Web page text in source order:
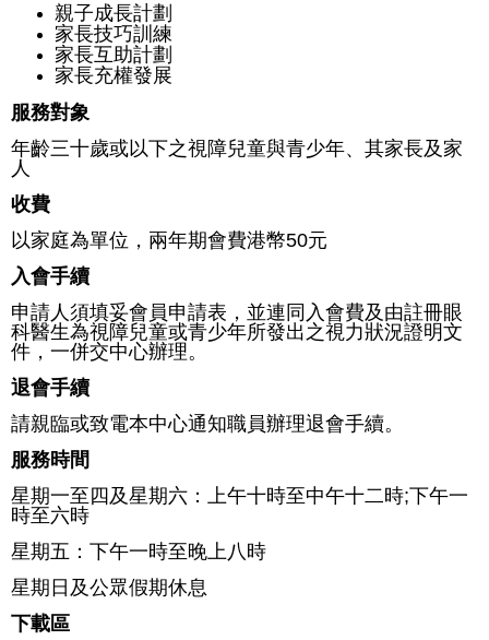
親子成長計劃
家長技巧訓練
家長互助計劃
家長充權發展
服務對象
年齡三十歲或以下之視障兒童與青少年、其家長及家
人
收費
以家庭為單位，兩年期會費港幣50元
入會手續
申請人須填妥會員申請表，並連同入會費及由註冊眼
科醫生為視障兒童或青少年所發出之視力狀況證明文
件，一併交中心辦理。
退會手續
請親臨或致電本中心通知職員辦理退會手續。
服務時間
星期一至四及星期六：上午十時至中午十二時;下午一
時至六時
星期五：下午一時至晚上八時
星期日及公眾假期休息
下載區